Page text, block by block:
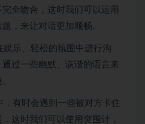
全吻合，这时我们可以运用
，来让对话更加顺畅。
乐、轻松的氛围中进行沟
过一些幽默、诙谐的语言来
有时会遇到一些被对方卡住
这时我们可以使用突围计，